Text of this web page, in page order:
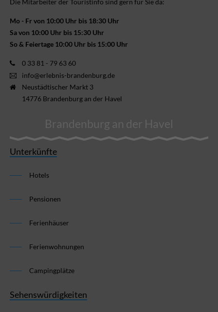
Mo - Fr von 10:00 Uhr bis 18:30 Uhr
Sa von 10:00 Uhr bis 15:30 Uhr
So & Feiertage 10:00 Uhr bis 15:00 Uhr
0 33 81 - 79 63 60
info@erlebnis-brandenburg.de
Neustädtischer Markt 3
14776 Brandenburg an der Havel
Brandenburg an der Havel
Unterkünfte
Hotels
Pensionen
Ferienhäuser
Ferienwohnungen
Campingplätze
Sehenswürdigkeiten